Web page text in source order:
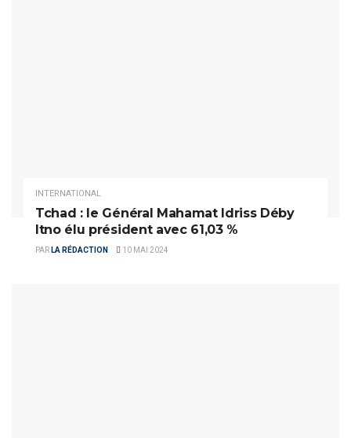
INTERNATIONAL
Tchad : le Général Mahamat Idriss Déby
Itno élu président avec 61,03 %
PAR LA RÉDACTION 10 MAI 2024